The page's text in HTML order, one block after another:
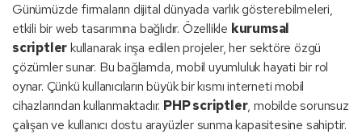
Günümüzde firmaların dijital dünyada varlık gösterebilmeleri,
etkili bir web tasarımına bağlıdır. Özellikle kurumsal
scriptlerkullanarak inşa edilen projeler, her sektöre özgü
çözümler sunar. Bu bağlamda, mobil uyumluluk hayati bir rol
oynar. Çünkü kullanıcıların büyük bir kısmı interneti mobil
cihazlarından kullanmaktadır. PHP scriptler, mobilde sorunsuz
çalışan ve kullanıcı dostu arayüzler sunma kapasitesine sahiptir.